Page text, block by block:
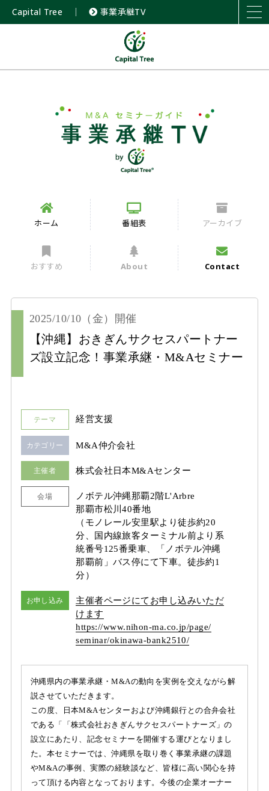
Capital Tree ｜ 事業承継TV
ホーム 番組表 アーカイブ
おすすめ About Contact
2025/10/10 （金） 開催
【沖縄】おきぎんサクセスパートナー
ズ設立記念！事業承継・M&Aセミナー
カテゴリー M&A仲介会社
テーマ 経営支援
主催者 株式会社日本M&Aセンター
会場
ノボテル沖縄那覇2階L'Arbre
那覇市松川40番地
（モノレール安里駅より徒歩約20
分、国内線旅客ターミナル前より系
統番号125番乗車、「ノボテル沖縄
那覇前」バス停にて下車。徒歩約1
分）
お申し込み
主催者ページにてお申し込みいただ
けます
https://www.nihon-ma.co.jp/page/
seminar/okinawa-bank2510/
沖縄県内の事業承継・M&Aの動向を実例を交えながら解
説させていただきます。
この度、日本M&Aセンターおよび沖縄銀行との合弁会社
である「「株式会社おきぎんサクセスパートナーズ」の
設立にあたり、記念セミナーを開催する運びとなりまし
た。本セミナーでは、沖縄県を取り巻く事業承継の課題
やM&Aの事例、実際の経験談など、皆様に高い関心を持
って頂ける内容となっております。今後の企業オーナー